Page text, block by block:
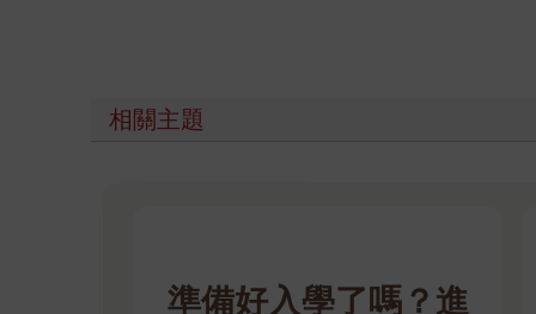
相關主題
準備好入學了嗎？進